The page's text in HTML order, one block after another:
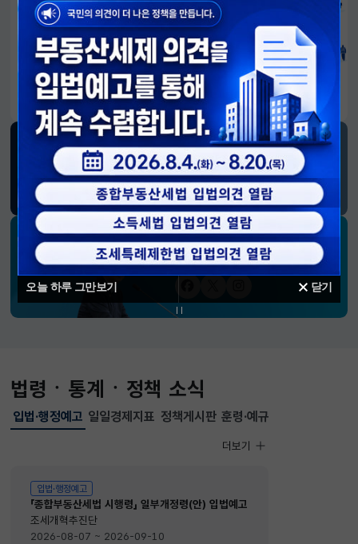
오늘 하루 그만보기 닫기
알림판
국민이 만든 대전환의 길-회복과 도약, 모두의 1년
재정경제부 SNS 소식
블로그페이스북트위터(X)유튜브인스타그램
소통하는 경제 리더 구윤철 장관의
SNS 채널
법령ㆍ통계ㆍ정책 소식
입법·행정예고
선택됨
입법·행정예고
입법·행정예고
「종합부동산세법 시행령」 일부개정령(안) 입법예고
조세개혁추진단
2026-08-07 ~ 2026-09-10
입법·행정예고
더보기
일일경제지표 정책게시판 훈령·예규